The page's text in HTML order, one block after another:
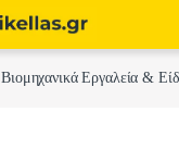
Βιομηχανικά Εργαλεία &